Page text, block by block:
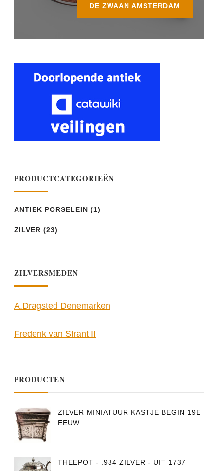
DE ZWAAN AMSTERDAM
PRODUCTCATEGORIEËN
ANTIEK PORSELEIN (1)
ZILVER (23)
ZILVERSMEDEN
A.Dragsted Denemarken
Frederik van Strant II
PRODUCTEN
ZILVER MINIATUUR KASTJE BEGIN 19E
EEUW
THEEPOT - .934 ZILVER - UIT 1737